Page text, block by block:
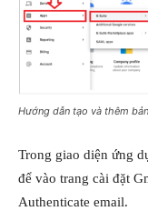
Hướng dẫn tạo và thêm
Trong giao diện ứng
để vào trang cài đặt
Authenticate email.